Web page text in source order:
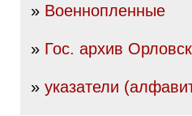
» Военнопленные
» Гос. архив
» указатели